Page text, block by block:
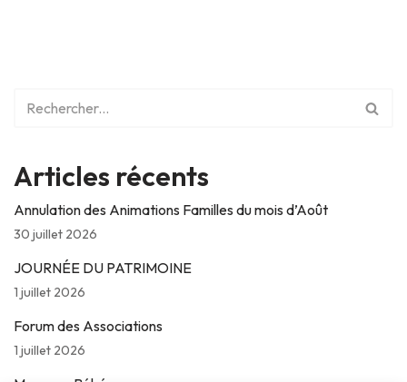
Articles récents
Annulation des Animations Familles du mois d’Août
30 juillet 2026
JOURNÉE DU PATRIMOINE
1 juillet 2026
Forum des Associations
1 juillet 2026